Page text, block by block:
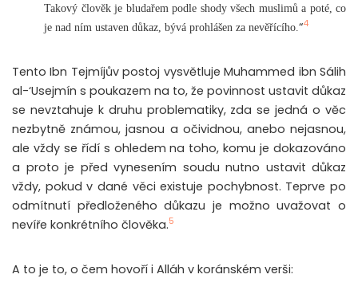
Takový člověk je bludařem podle shody všech muslimů a poté, co
je nad ním ustaven důkaz, bývá prohlášen za nevěřícího. “4
Tento Ibn Tejmíjův postoj vysvětluje Muhammed ibn Sálih
al-‘Usejmín s poukazem na to, že povinnost ustavit důkaz
se nevztahuje k druhu problematiky, zda se jedná o věc
nezbytně známou, jasnou a očividnou, anebo nejasnou,
ale vždy se řídí s ohledem na toho, komu je dokazováno
a proto je před vynesením soudu nutno ustavit důkaz
vždy, pokud v dané věci existuje pochybnost. Teprve po
odmítnutí předloženého důkazu je možno uvažovat o
nevíře konkrétního člověka.5
A to je to, o čem hovoří i Alláh v koránském verši: